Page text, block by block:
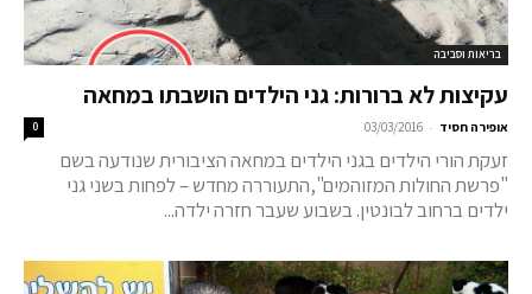
בריאות וסביבה
עקיצות לא ברורות: גני הילדים הושבתו במחאה
אופירה חסיד -
03/03/2016
0
זעקת הורי הילדים בגני הילדים במחאה הציבורית שנודעה בשם
"פרשת החולות המזוהמים",התעוררה מחדש – לפחות בשני גני
ילדים ברחוב לבונטין. בשבוע שעבר חזרה ילדה...